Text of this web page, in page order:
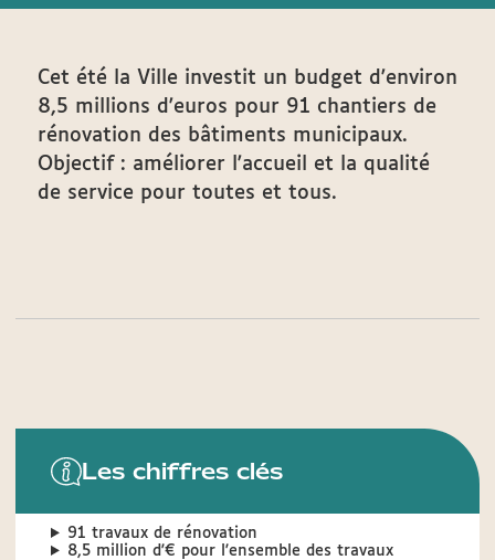
Cet été la Ville investit un budget d'environ
8,5 millions d'euros pour 91 chantiers de
rénovation des bâtiments municipaux.
Objectif : améliorer l'accueil et la qualité
de service pour toutes et tous.
Les chiffres clés
91 travaux de rénovation
8,5 million d'€ pour l'ensemble des travaux